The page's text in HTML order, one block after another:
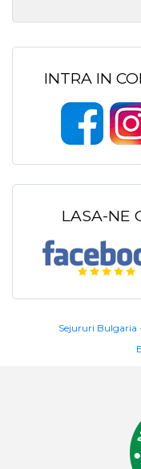
INTRA IN
LASA-NE
Sejururi Bulgaria